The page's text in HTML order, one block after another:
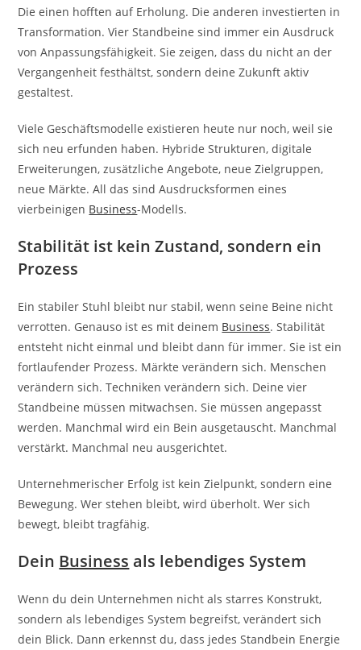
Die einen hofften auf Erholung. Die anderen investierten in
Transformation. Vier Standbeine sind immer ein Ausdruck
von Anpassungsfähigkeit. Sie zeigen, dass du nicht an der
Vergangenheit festhältst, sondern deine Zukunft aktiv
gestaltest.
Viele Geschäftsmodelle existieren heute nur noch, weil sie
sich neu erfunden haben. Hybride Strukturen, digitale
Erweiterungen, zusätzliche Angebote, neue Zielgruppen,
neue Märkte. All das sind Ausdrucksformen eines
vierbeinigen Business-Modells.
Stabilität ist kein Zustand, sondern ein
Prozess
Ein stabiler Stuhl bleibt nur stabil, wenn seine Beine nicht
verrotten. Genauso ist es mit deinem Business. Stabilität
entsteht nicht einmal und bleibt dann für immer. Sie ist ein
fortlaufender Prozess. Märkte verändern sich. Menschen
verändern sich. Techniken verändern sich. Deine vier
Standbeine müssen mitwachsen. Sie müssen angepasst
werden. Manchmal wird ein Bein ausgetauscht. Manchmal
verstärkt. Manchmal neu ausgerichtet.
Unternehmerischer Erfolg ist kein Zielpunkt, sondern eine
Bewegung. Wer stehen bleibt, wird überholt. Wer sich
bewegt, bleibt tragfähig.
Dein Business als lebendiges System
Wenn du dein Unternehmen nicht als starres Konstrukt,
sondern als lebendiges System begreifst, verändert sich
dein Blick. Dann erkennst du, dass jedes Standbein Energie